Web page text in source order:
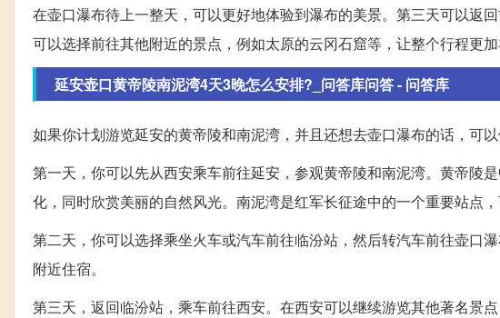
在壶口瀑布待上一整天，可以更好地体验到瀑布的美景。第三天可以返
可以选择前往其他附近的景点，例如太原的云冈石窟等，让整个行程更加
延安壶口黄帝陵南泥湾4天3晚怎么安排?_问答库问答 - 问答库
如果你计划游览延安的黄帝陵和南泥湾，并且还想去壶口瀑布的话，可以
第一天，你可以先从西安乘车前往延安，参观黄帝陵和南泥湾。黄帝陵
化，同时欣赏美丽的自然风光。南泥湾是红军长征途中的一个重要站点
第二天，你可以选择乘坐火车或汽车前往临汾站，然后转汽车前往壶口
附近住宿。
第三天，返回临汾站，乘车前往西安。在西安可以继续游览其他著名景